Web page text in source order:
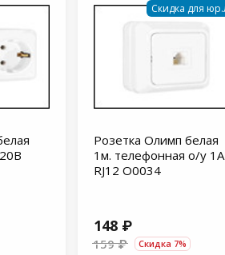
Скидка для
Розетка Олимп белая
1м. телефонная о/у 1А
RJ12 О0034
148 ₽
159 ₽ Скидка 7%